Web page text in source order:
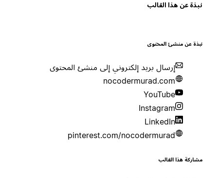
عن هذا القالب
عن منشئ المحتوى
إرسال بريد إلكتروني إلى منشئ المحتوى
nocodermurad.com
YouTube
Instagram
LinkedIn
pinterest.com/nocodermurad
هذا القالب